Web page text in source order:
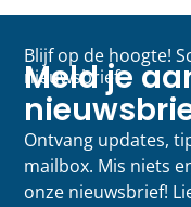
Blijf op de hoogte!
nieuwsbrief
Meld je
Ontvang updates,
mailbox. Mis niets
onze nieuwsbrief!